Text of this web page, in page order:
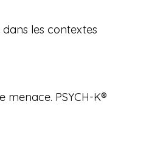
les contextes
PSYCH-K®